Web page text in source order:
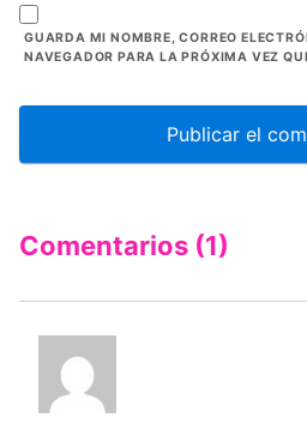
GUARDA MI NOMBRE, CORREO
NAVEGADOR PARA LA PRÓXIMA VEZ
Comentarios (1)